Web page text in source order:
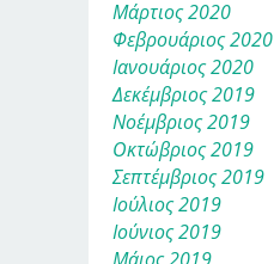
Μάρτιος 2020
Φεβρουάριος 2020
Ιανουάριος 2020
Δεκέμβριος 2019
Νοέμβριος 2019
Οκτώβριος 2019
Σεπτέμβριος 2019
Ιούλιος 2019
Ιούνιος 2019